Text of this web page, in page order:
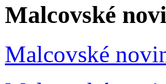
Malcovské
Malcovské